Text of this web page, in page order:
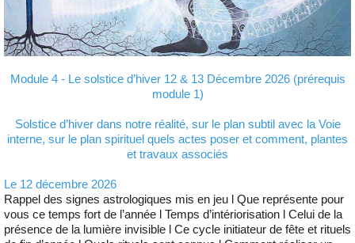
Module 4 - Le solstice d’hiver 12 & 13 Décembre 2026 (prérequis
module 1)
Solstice d’hiver dans notre réalité, sur le plan subtil avec la Voie
interne, sur le plan spirituel quels actes poser et comment, plantes
et travaux associés
Le 12 décembre 2026
Rappel des signes astrologiques mis en jeu l Que représente pour
vous ce temps fort de l’année l Temps d’intériorisation l Celui de la
présence de la lumière invisible l Ce cycle initiateur de fête et rituels